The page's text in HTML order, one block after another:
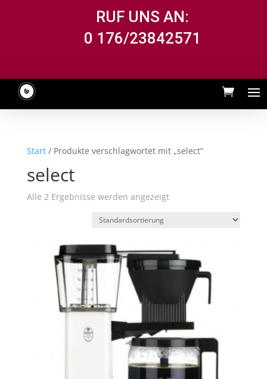
RUF UNS AN:
0 176/23842571
Start/ Produkte verschlagwortet mit „select“
select
Alle 2 Ergebnisse werden angezeigt